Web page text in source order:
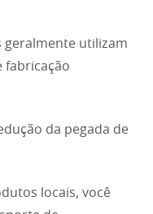
geralmente utilizam
fabricação
da pegada de
locais, você